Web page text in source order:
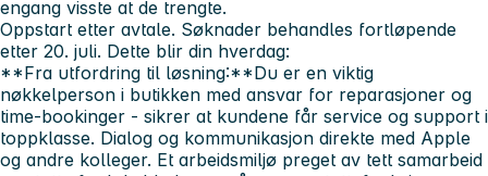
engang visste at de trengte.
Oppstart etter avtale. Søknader behandles fortløpende
etter 20. juli. Dette blir din hverdag:
**Fra utfordring til løsning:**Du er en viktig
nøkkelperson i butikken med ansvar for reparasjoner og
time-bookinger - sikrer at kundene får service og support i
toppklasse. Dialog og kommunikasjon direkte med Apple
og andre kolleger. Et arbeidsmiljø preget av tett samarbeid